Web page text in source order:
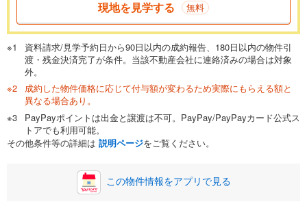
現地を見学する 無料
資料請求/見学予約日から90日以内の成約報告、180日以内の物件引
渡・残金決済完了が条件。当該不動産会社に連絡済みの場合は対象
外。
成約した物件価格に応じて付与額が変わるため実際にもらえる額と
異なる場合あり。
PayPayポイントは出金と譲渡は不可。PayPay/PayPayカード公式ス
トアでも利用可能。
その他条件等の詳細は 説明ページをご覧ください。
この物件情報をアプリで見る